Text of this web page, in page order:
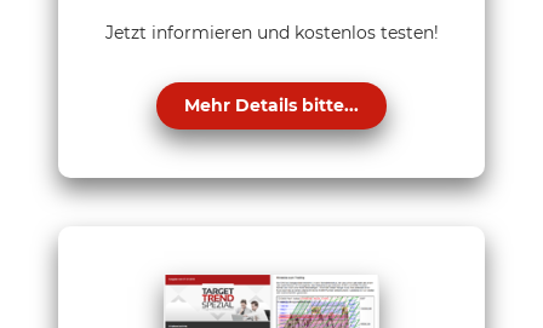
Jetzt informieren und kostenlos testen!
Mehr Details bitte...